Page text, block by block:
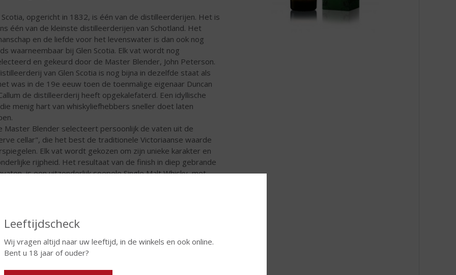
Leeftijdscheck
Wij vragen altijd naar uw leeftijd, in de winkels en ook online.
Bent u 18 jaar of ouder?
Scotia, opgericht in 1832, is één van de distilleerderijen. Het is
één van de kleinste distilleerderijen van Schotland. Het
en de liefde voor het levenswater is dan ook nog
waarneembaar bij Glen Scotia. Elk vat wordt nog
en gekeurd door de Master Blender, John Peterson.
van Glen Scotia is nog bijna in dezelfde staat als
was in de 19e eeuw toen de toenmalige eigenaar Duncan
de distilleerderij heeft opgekalefaterd. Een idyllische
menig hart van whiskyliefhebbers sneller doet laten
Master Blender selecteert persoonlijk de vaten uit de
cellar", die het best de traditionele Victoriaanse waarde
Elk vat wordt gekozen om zijn unieke karakter en
rijpheid. Het resultaat van de finish in diep gebrande
is een uitzonderlijk soepele Single Malt Whisky, met
fruitaroma en een mild rokerige nasmaak. Deze prachtige
wordt gebotteld op 51,5 o proof.